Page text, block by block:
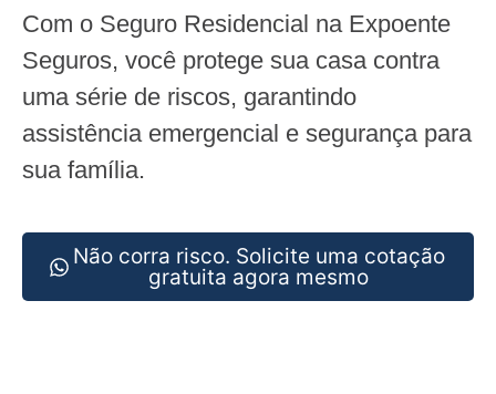
Com o Seguro Residencial na Expoente
Seguros, você protege sua casa contra
uma série de riscos, garantindo
assistência emergencial e segurança para
sua família.
Não corra risco. Solicite uma cotação
gratuita agora mesmo